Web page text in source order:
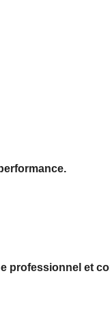
professionnel et